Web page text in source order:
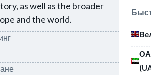
as well as the broader
and the world.